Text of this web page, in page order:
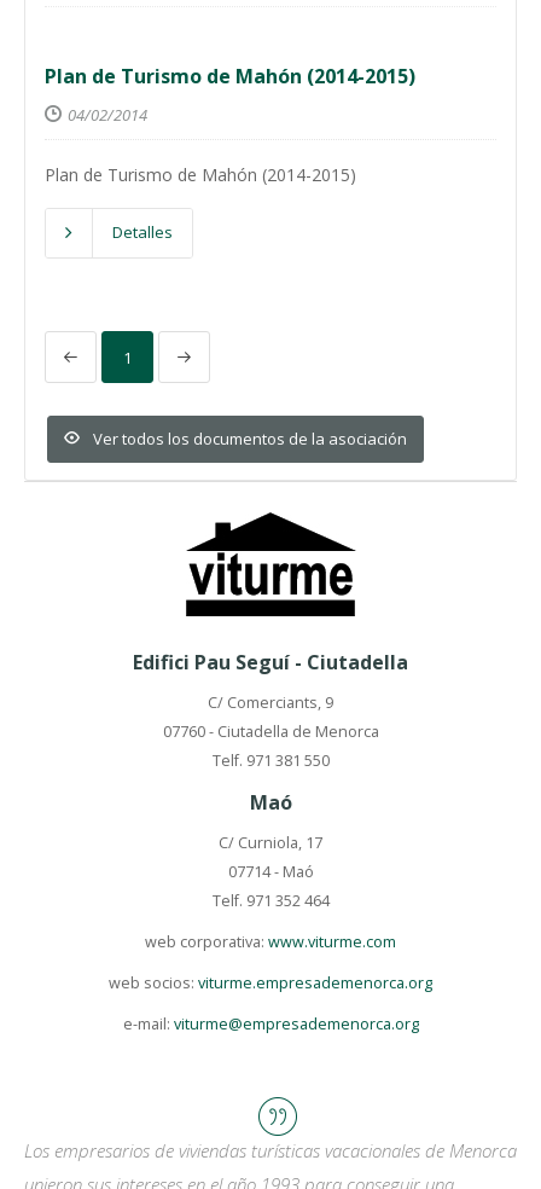
Plan de Turismo de Mahón (2014-2015)
04/02/2014
Plan de Turismo de Mahón (2014-2015)
Detalles
1
Ver todos los documentos de la asociación
Edifici Pau Seguí - Ciutadella
C/ Comerciants, 9
07760 - Ciutadella de Menorca
Telf. 971 381 550
Maó
C/ Curniola, 17
07714 - Maó
Telf. 971 352 464
web corporativa: www.viturme.com
web socios: viturme.empresademenorca.org
e-mail: viturme@empresademenorca.org
Los empresarios de viviendas turísticas vacacionales de Menorca
unieron sus intereses en el año 1993 para conseguir una